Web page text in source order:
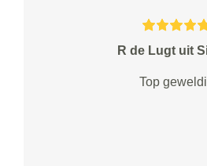
R de Lugt uit
Top